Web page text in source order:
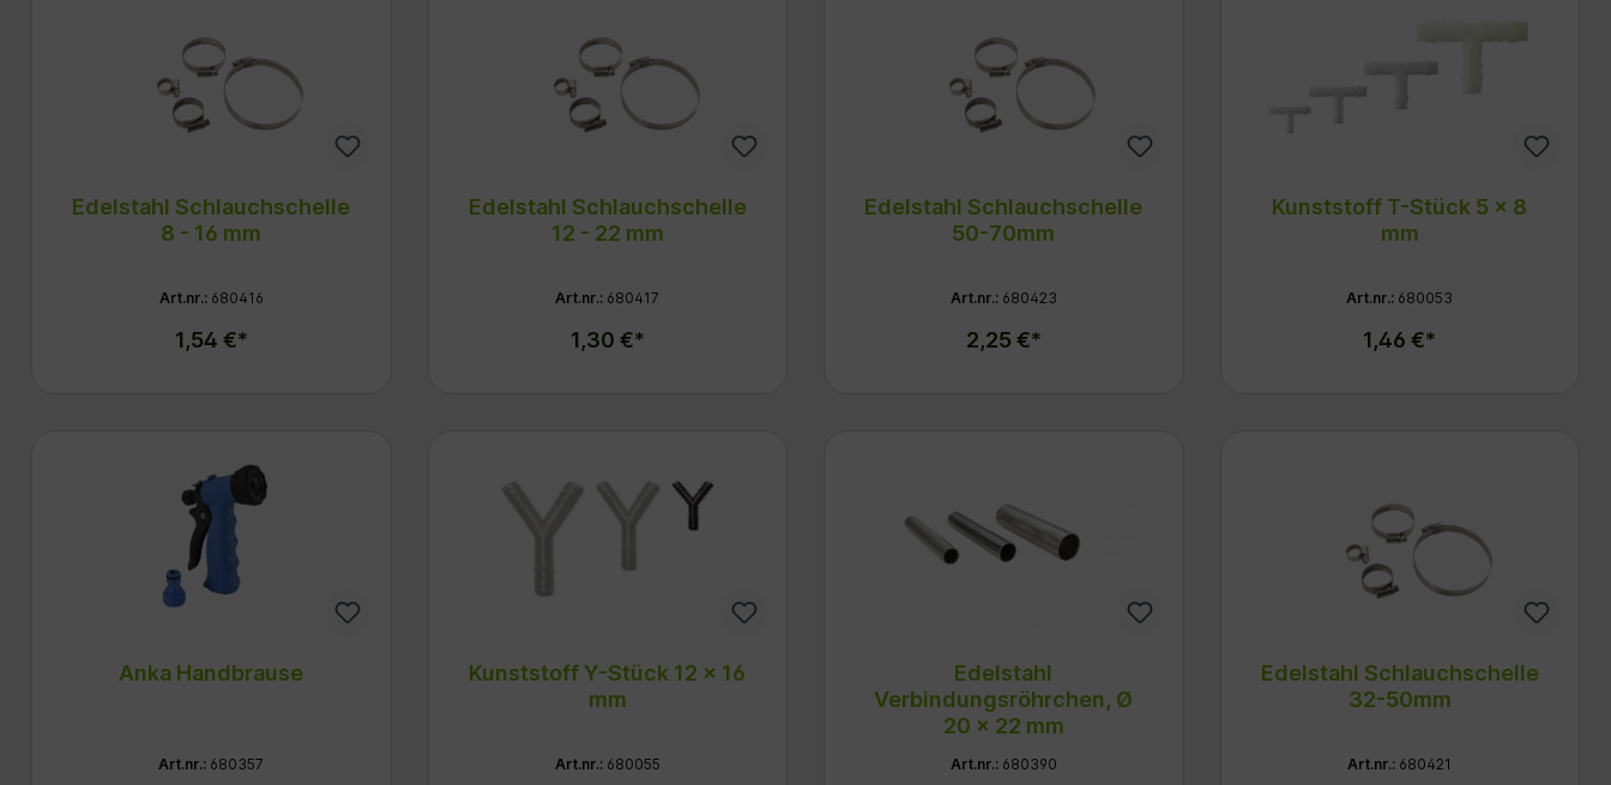
Edelstahl Schlauchschelle
8 - 16 mm
Art.nr.: 680416
1,54 €*
Edelstahl Schlauchschelle
12 - 22 mm
Art.nr.: 680417
1,30 €*
Edelstahl Schlauchschelle
50-70mm
Art.nr.: 680423
2,25 €*
Kunststoff T-Stück 5 x 8
mm
Art.nr.: 680053
1,46 €*
Anka Handbrause
Art.nr.: 680357
Kunststoff Y-Stück 12 x 16
mm
Art.nr.: 680055
Edelstahl
Verbindungsröhrchen, Ø
20 x 22 mm
Art.nr.: 680390
Edelstahl Schlauchschelle
32-50mm
Art.nr.: 680421